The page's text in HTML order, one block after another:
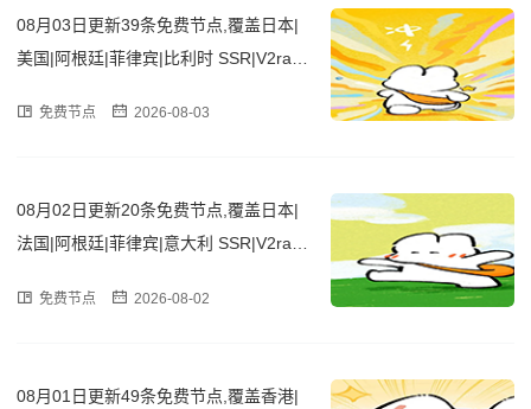
08月03日更新39条免费节点,覆盖日本|
美国|阿根廷|菲律宾|比利时 SSR|V2ray|
免费节点 2026-08-03
08月02日更新20条免费节点,覆盖日本|
法国|阿根廷|菲律宾|意大利 SSR|V2ray|
免费节点 2026-08-02
08月01日更新49条免费节点,覆盖香港|